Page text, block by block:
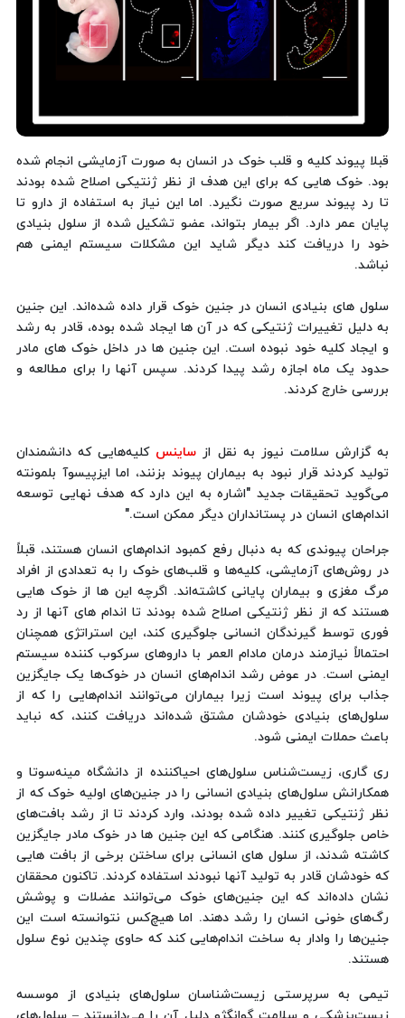
قبلا پیوند کلیه و قلب خوک در انسان به صورت آزمایشی انجام شده
بود. خوک هایی که برای این هدف از نظر ژنتیکی اصلاح شده بودند
تا رد پیوند سریع صورت نگیرد. اما این نیاز به استفاده از دارو تا
پایان عمر دارد. اگر بیمار بتواند، عضو تشکیل شده از سلول بنیادی
خود را دریافت کند دیگر شاید این مشکلات سیستم ایمنی هم
نباشد.
سلول های بنیادی انسان در جنین خوک قرار داده شده‌اند. این جنین
به دلیل تغییرات ژنتیکی که در آن ها ایجاد شده بوده، قادر به رشد
و ایجاد کلیه خود نبوده است. این جنین ها در داخل خوک های مادر
حدود یک ماه اجازه رشد پیدا کردند. سپس آنها را برای مطالعه و
بررسی خارج کردند.
به گزارش سلامت نیوز به نقل از ساینسکلیه‌هایی که دانشمندان
تولید کردند قرار نبود به بیماران پیوند بزنند، اما ایزپیسوآ بلمونته
می‌گوید تحقیقات جدید "اشاره به این دارد که هدف نهایی توسعه
اندام‌های انسان در پستانداران دیگر ممکن است."
جراحان پیوندی که به دنبال رفع کمبود اندام‌های انسان هستند، قبلاً
در روش‌های آزمایشی، کلیه‌ها و قلب‌های خوک را به تعدادی از افراد
مرگ مغزی و بیماران پایانی کاشته‌اند. اگرچه این ها از خوک هایی
هستند که از نظر ژنتیکی اصلاح شده بودند تا اندام های آنها از رد
فوری توسط گیرندگان انسانی جلوگیری کند، این استراتژی همچنان
احتمالاً نیازمند درمان مادام العمر با داروهای سرکوب کننده سیستم
ایمنی است. در عوض رشد اندام‌های انسان در خوک‌ها یک جایگزین
جذاب برای پیوند است زیرا بیماران می‌توانند اندام‌هایی را که از
سلول‌های بنیادی خودشان مشتق شده‌اند دریافت کنند، که نباید
باعث حملات ایمنی شود.
ری گاری، زیست‌شناس سلول‌های احیاکننده از دانشگاه مینه‌سوتا و
همکارانش سلول‌های بنیادی انسانی را در جنین‌های اولیه خوک که از
نظر ژنتیکی تغییر داده شده بودند، وارد کردند تا از رشد بافت‌های
خاص جلوگیری کنند. هنگامی که این جنین ها در خوک مادر جایگزین
کاشته شدند، از سلول های انسانی برای ساختن برخی از بافت هایی
که خودشان قادر به تولید آنها نبودند استفاده کردند. تاکنون محققان
نشان داده‌اند که این جنین‌های خوک می‌توانند عضلات و پوشش
رگ‌های خونی انسان را رشد دهند. اما هیچ‌کس نتوانسته است این
جنین‌ها را وادار به ساخت اندام‌هایی کند که حاوی چندین نوع سلول
هستند.
تیمی به سرپرستی زیست‌شناسان سلول‌های بنیادی از موسسه